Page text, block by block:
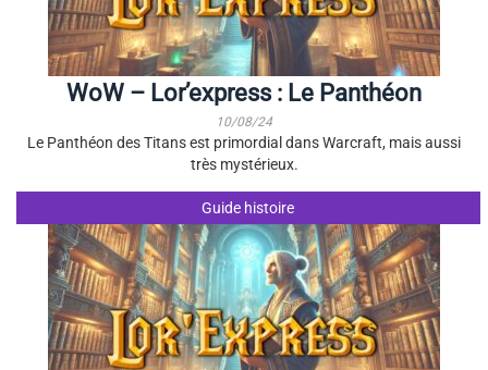
WoW – Lor’express : Le Panthéon
10/08/24
Le Panthéon des Titans est primordial dans Warcraft, mais aussi
très mystérieux.
Guide histoire